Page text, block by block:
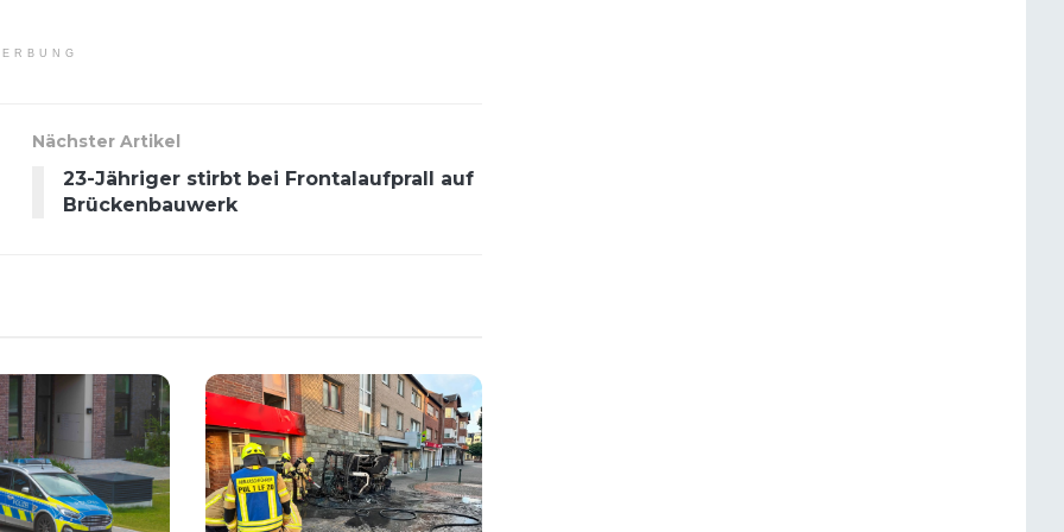
Nächster Artikel
23-Jähriger stirbt bei Frontalaufprall auf
Brückenbauwerk